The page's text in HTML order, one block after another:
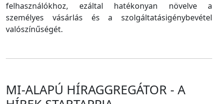
felhasználókhoz, ezáltal hatékonyan növelve a
személyes vásárlás és a szolgáltatásigénybevétel
valószínűségét.
MI-ALAPÚ HÍRAGGREGÁTOR - A